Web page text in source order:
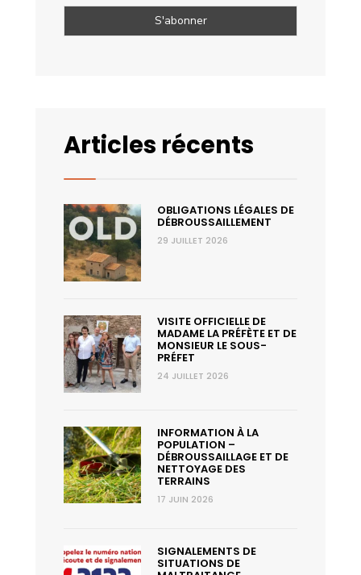
Articles récents
OBLIGATIONS LÉGALES DE
DÉBROUSSAILLEMENT
29 JUILLET 2026
VISITE OFFICIELLE DE
MADAME LA PRÉFÈTE ET DE
MONSIEUR LE SOUS-
PRÉFET
24 JUILLET 2026
INFORMATION À LA
POPULATION –
DÉBROUSSAILLAGE ET DE
NETTOYAGE DES
TERRAINS
17 JUIN 2026
SIGNALEMENTS DE
SITUATIONS DE